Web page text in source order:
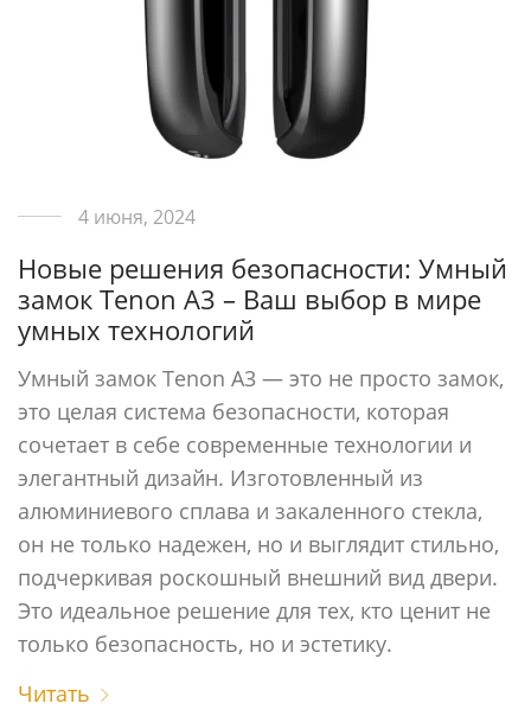
4 июня, 2024
Новые решения безопасности: Умный
замок Tenon A3 – Ваш выбор в мире
умных технологий
Умный замок Tenon A3 — это не просто замок,
это целая система безопасности, которая
сочетает в себе современные технологии и
элегантный дизайн. Изготовленный из
алюминиевого сплава и закаленного стекла,
он не только надежен, но и выглядит стильно,
подчеркивая роскошный внешний вид двери.
Это идеальное решение для тех, кто ценит не
только безопасность, но и эстетику.
Читать